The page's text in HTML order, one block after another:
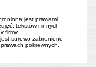
jest prawami
tekstów i innych
firmy
surowo zabronione
pokrewnych.